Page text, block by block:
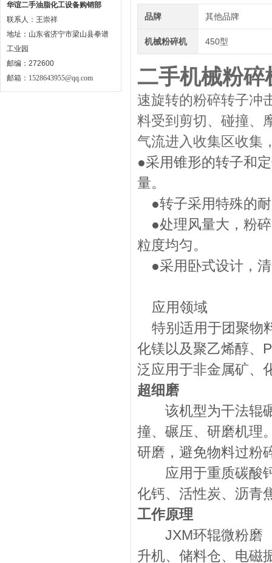
华谊二手油脂化工设备购销部
联系人：王崇祥
地址：山东省济宁市梁山县拳谱
工业园
邮编：272600
邮箱： 1528643955@qq.com
品牌 其他品牌
机械粉碎机 450型
二手机械粉碎
速旋转的粉碎转子冲
料受到剪切、碰撞、
气流进入收集区收集
●采用锥形的转子和
量。
●转子采用特殊的
●处理风量大，粉
粒度均匀。
●采用卧式设计，
应用领域
特别适用于团聚物
化镁以及聚乙烯醇、
泛应用于非金属矿、
超细磨
该机型为干法辊碾
撞、碾压、研磨机理
研磨，避免物料过粉
应用于重质碳酸钙
化钙、活性炭、沥青
工作原理
JXM环辊微粉磨（
升机、储料仓、电磁